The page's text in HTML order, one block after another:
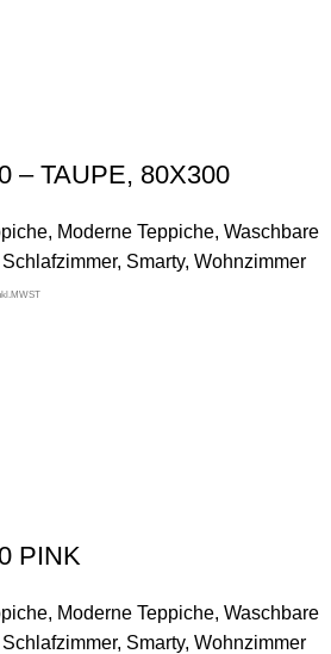
– TAUPE, 80X300
, Moderne Teppiche,Waschbare
Schlafzimmer, Smarty,Wohnzimmer
PINK
, Moderne Teppiche,Waschbare
Schlafzimmer, Smarty,Wohnzimmer